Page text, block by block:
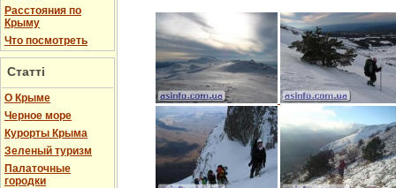
Расстояния по
Крыму
Что посмотреть
Статті
О Крыме
Черное море
Курорты Крыма
Зеленый туризм
Палаточные
городки